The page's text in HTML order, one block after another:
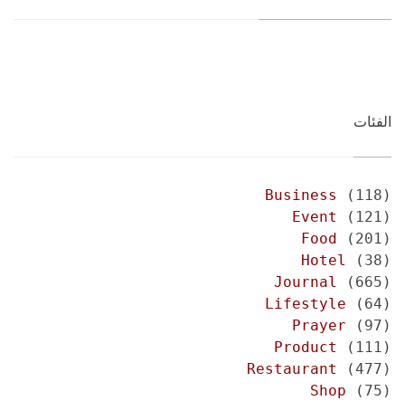
الفئات
Business
(118)
Event
(121)
Food (201)
Hotel
(38)
Journal
(665)
Lifestyle (64)
Prayer (97)
Product
(111)
Restaurant
(477)
Shop (75)